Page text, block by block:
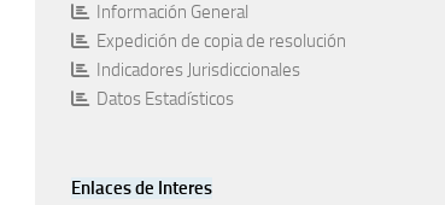
Información General
Expedición de copia de resolución
Indicadores Jurisdiccionales
Datos Estadísticos
Enlaces de Interes